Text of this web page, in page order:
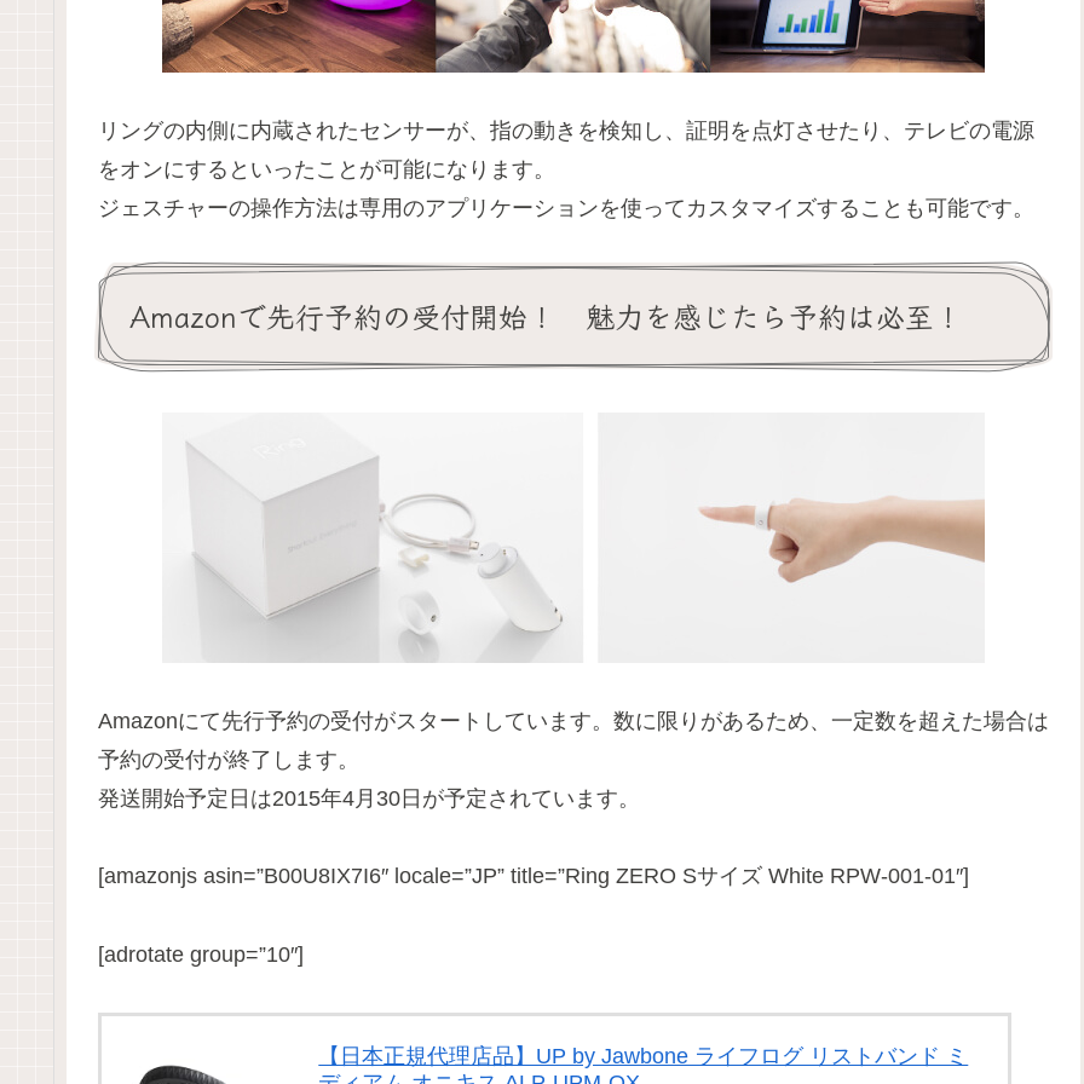
リングの内側に内蔵されたセンサーが、指の動きを検知し、証明を点灯させたり、テレビの電源
をオンにするといったことが可能になります。
ジェスチャーの操作方法は専用のアプリケーションを使ってカスタマイズすることも可能です。
Amazonで先行予約の受付開始！ 魅力を感じたら予約は必至！
Amazonにて先行予約の受付がスタートしています。数に限りがあるため、一定数を超えた場合は
予約の受付が終了します。
発送開始予定日は2015年4月30日が予定されています。
[amazonjs asin=”B00U8IX7I6″ locale=”JP” title=”Ring ZERO Sサイズ White RPW-001-01″]
[adrotate group=”10″]
【日本正規代理店品】UP by Jawbone ライフログ リストバンド ミ